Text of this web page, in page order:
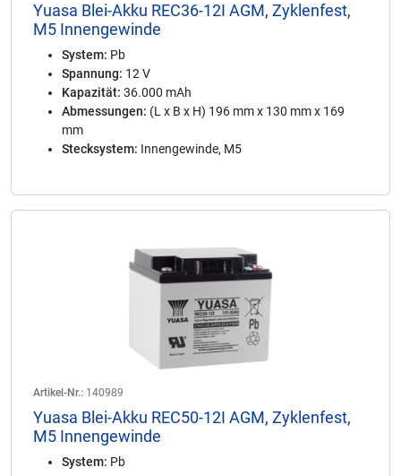
Yuasa Blei-Akku REC36-12I AGM, Zyklenfest,
M5 Innengewinde
System: Pb
Spannung: 12 V
Kapazität: 36.000 mAh
Abmessungen: (L x B x H) 196 mm x 130 mm x 169
mm
Stecksystem: Innengewinde, M5
Artikel-Nr.: 140989
Yuasa Blei-Akku REC50-12I AGM, Zyklenfest,
M5 Innengewinde
System: Pb